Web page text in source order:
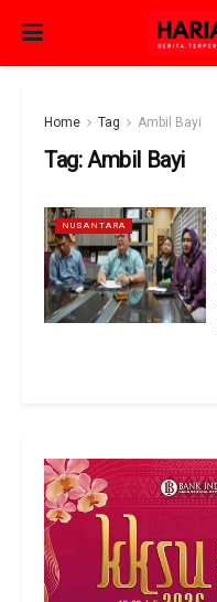
Home Tag Ambil Bayi
Tag:Ambil Bayi
NUSANTARA